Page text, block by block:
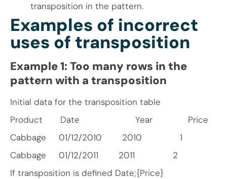
transposition in the pattern.
Examples of incorrect
uses of transposition
Example 1: Too many rows in the
pattern with a transposition
Initial data for the transposition table
Product Date Year Price
Cabbage 01/12/2010 2010 1
Cabbage 01/12/2011 2011 2
If transposition is defined Date;{Price}